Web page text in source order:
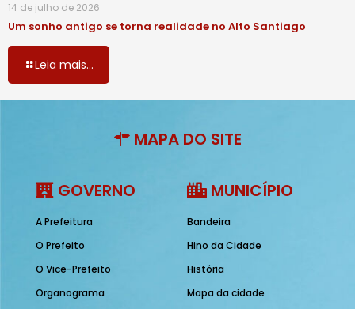
14 de julho de 2026
Um sonho antigo se torna realidade no Alto Santiago
Leia mais...
MAPA DO SITE
GOVERNO
A Prefeitura
O Prefeito
O Vice-Prefeito
Organograma
MUNICÍPIO
Bandeira
Hino da Cidade
História
Mapa da cidade